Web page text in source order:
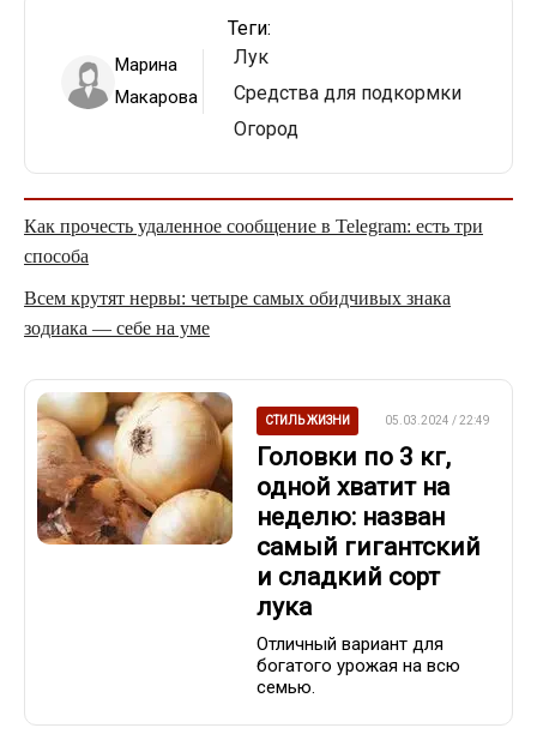
Марина
Макарова
Теги:
Лук
Средства для подкормки
Огород
Как прочесть удаленное сообщение в Telegram: есть три
способа
Всем крутят нервы: четыре самых обидчивых знака
зодиака — себе на уме
СТИЛЬ ЖИЗНИ 05.03.2024 / 22:49
Головки по 3 кг,
одной хватит на
неделю: назван
самый гигантский
и сладкий сорт
лука
Отличный вариант для
богатого урожая на всю
семью.